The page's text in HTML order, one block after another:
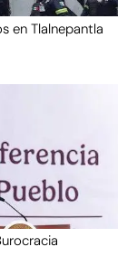
en Tlalnepantla